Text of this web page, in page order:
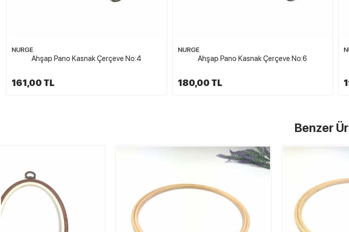
NURGE
Ahşap Pano Kasnak Çerçeve No:4
161,00 TL
NURGE
Ahşap Pano Kasnak Çerçeve No:6
180,00 TL
Benzer